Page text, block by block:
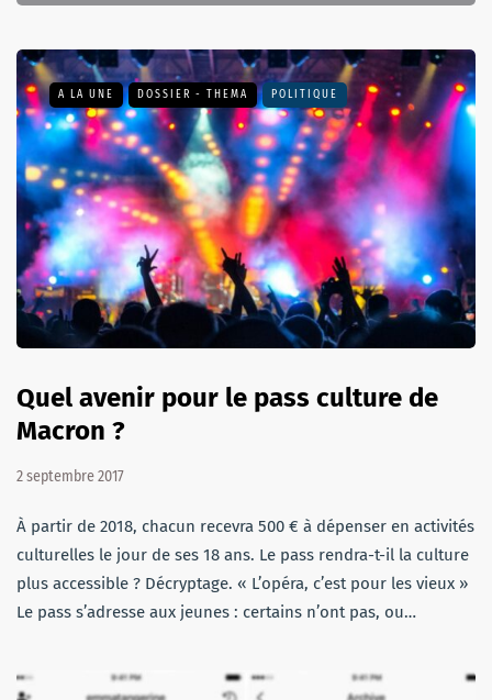
A LA UNE DOSSIER - THEMA POLITIQUE
Quel avenir pour le pass culture de
Macron ?
2 septembre 2017
À partir de 2018, chacun recevra 500 € à dépenser en activités
culturelles le jour de ses 18 ans. Le pass rendra-t-il la culture
plus accessible ? Décryptage. « L’opéra, c’est pour les vieux »
Le pass s’adresse aux jeunes : certains n’ont pas, ou…